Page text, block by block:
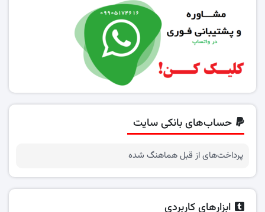
حساب‌های بانکی سایت
پرداخت‌های از قبل هماهنگ شده
ابزارهای کاربردی